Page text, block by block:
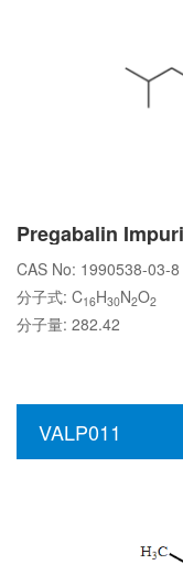
Pregabalin
CAS No: 1990538-03-8
分子式: C16H30N2O2
分子量: 282.42
VALP011